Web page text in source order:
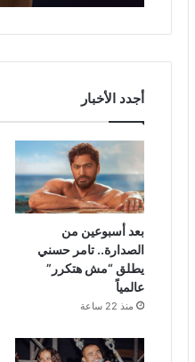
أجدد الأخبار
بعد أسبوعين من
الصدارة.. تامر حسني
يطلق “مش هتكرر”
عالمياً
منذ 22 ساعة